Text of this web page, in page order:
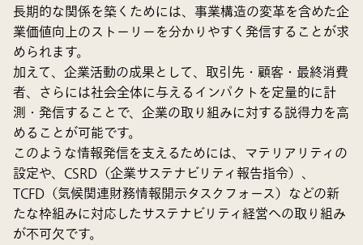
長期的な関係を築くためには、事業構造の変革を含めた企
業価値向上のストーリーを分かりやすく発信することが求
められます。
加えて、企業活動の成果として、取引先・顧客・最終消費
者、さらには社会全体に与えるインパクトを定量的に計
測・発信することで、企業の取り組みに対する説得力を高
めることが可能です。
このような情報発信を支えるためには、マテリアリティの
設定や、CSRD（企業サステナビリティ報告指令）、
TCFD（気候関連財務情報開示タスクフォース）などの新
たな枠組みに対応したサステナビリティ経営への取り組み
が不可欠です。